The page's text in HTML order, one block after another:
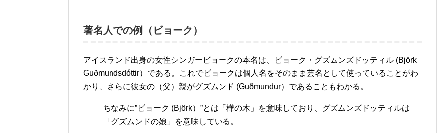
著名人での例（ビョーク）
アイスランド出身の女性シンガービョークの本名は、ビョーク・グズムンズドッティル (Björk
Guðmundsdóttir）である。これでビョークは個人名をそのまま芸名として使っていることがわ
かり、さらに彼女の（父）親がグズムンド (Guðmundur）であることもわかる。
ちなみに”ビョーク (Björk）”とは「樺の木」を意味しており、グズムンズドッティルは
「グズムンドの娘」を意味している。